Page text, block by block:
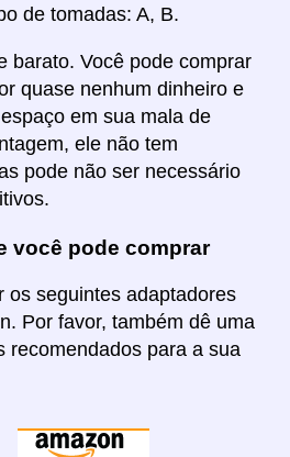
de tomadas: A, B.
barato. Você pode comprar
quase nenhum dinheiro e
em sua mala de
ele não tem
pode não ser necessário
você pode comprar
os seguintes adaptadores
Por favor, também dê uma
recomendados para a sua